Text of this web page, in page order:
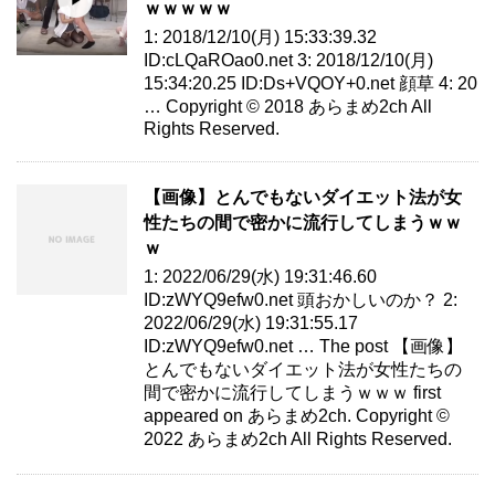
ｗｗｗｗｗ
1: 2018/12/10(月) 15:33:39.32
ID:cLQaROao0.net 3: 2018/12/10(月)
15:34:20.25 ID:Ds+VQOY+0.net 顔草 4: 20
… Copyright © 2018 あらまめ2ch All
Rights Reserved.
【画像】とんでもないダイエット法が女
性たちの間で密かに流行してしまうｗｗ
ｗ
1: 2022/06/29(水) 19:31:46.60
ID:zWYQ9efw0.net 頭おかしいのか？ 2:
2022/06/29(水) 19:31:55.17
ID:zWYQ9efw0.net … The post 【画像】
とんでもないダイエット法が女性たちの
間で密かに流行してしまうｗｗｗ first
appeared on あらまめ2ch. Copyright ©
2022 あらまめ2ch All Rights Reserved.